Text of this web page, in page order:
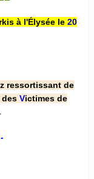
à l'Élysée le 20
ressortissant de
Victimes de
.